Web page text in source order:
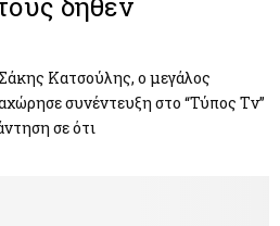
Κατσούλης, ο μεγάλος
συνέντευξη στο “Τύπος Tv”
σε ότι